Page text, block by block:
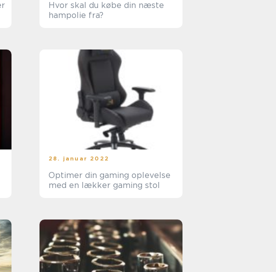
Hvor skal du købe din næste
hampolie fra?
28. januar 2022
Optimer din gaming oplevelse
med en lækker gaming stol